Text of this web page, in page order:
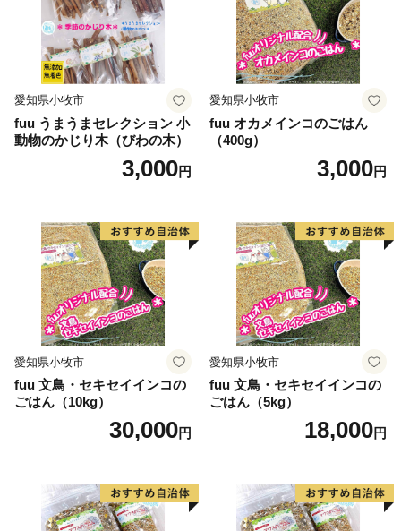
👉【国産白樺つまようじ5箱＋国産黒文字楊枝3本入り
×2個】
👉【国産白樺つまようじ10箱＋国産黒文字楊枝3本入り
×4個】
愛知県小牧市
fuu うまうまセレクション 小
動物のかじり木（びわの木）
3,000円
愛知県小牧市
fuu オカメインコのごはん
（400g）
3,000円
愛知県小牧市
fuu 文鳥・セキセイインコの
ごはん（10kg）
30,000円
愛知県小牧市
fuu 文鳥・セキセイインコの
ごはん（5kg）
18,000円